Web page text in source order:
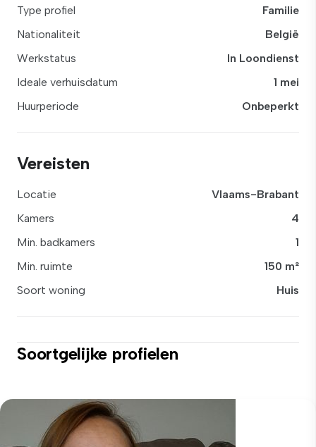
Type profiel
Familie
Nationaliteit
België
Werkstatus
In Loondienst
Ideale verhuisdatum
1 mei
Huurperiode
Onbeperkt
Vereisten
Locatie
Vlaams-Brabant
Kamers
4
Min. badkamers
1
Min. ruimte
150 m²
Soort woning
Huis
Soortgelijke profielen